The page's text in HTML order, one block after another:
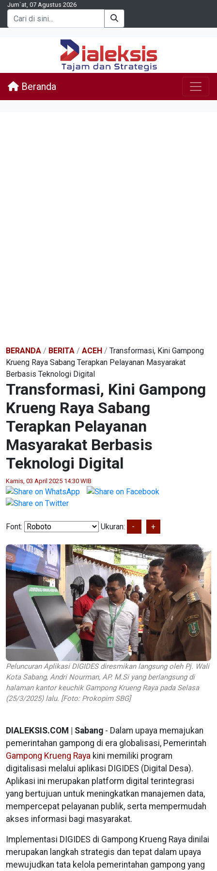
Jum`at, 07 Agustus 2026
Beranda
BERANDA / BERITA / ACEH / Transformasi, Kini Gampong
Krueng Raya Sabang Terapkan Pelayanan Masyarakat
Berbasis Teknologi Digital
Transformasi, Kini Gampong
Krueng Raya Sabang
Terapkan Pelayanan
Masyarakat Berbasis
Teknologi Digital
Kamis, 03 April 2025 14:30 WIB
Font: Ukuran: - +
Peluncuran Aplikasi DIGIDES diresmikan langsung oleh Pj. Wali
Kota Sabang, Andri Nourman, AP. M.Si yang berlangsung di
halaman kantor keuchik Gampong Krueng Raya pada Selasa
(25/3/2025) lalu. [Foto: Prokopim SBG]
DIALEKSIS.COM | Sabang - Dalam upaya memajukan
pemerintahan gampong di era globalisasi, Pemerintah
Gampong Krueng Raya kini memiliki program
digitalisasi melalui aplikasi DIGIDES (Digital Desa).
Aplikasi ini merupakan platform digital terintegrasi
yang bertujuan untuk meningkatkan manajemen data,
mempercepat pelayanan publik, serta mempermudah
akses informasi bagi masyarakat.
Implementasi DIGIDES di Gampong Krueng Raya dinilai
merupakan langkah strategis dan tepat dalam upaya
mewujudkan tata kelola pemerintahan gampong yang